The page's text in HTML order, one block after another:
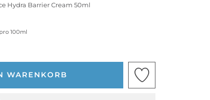
Hydra Barrier Cream 50ml
100ml
WARENKORB